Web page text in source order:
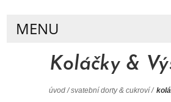
MENU
Koláčky &
úvod / svatební dorty & cukroví /